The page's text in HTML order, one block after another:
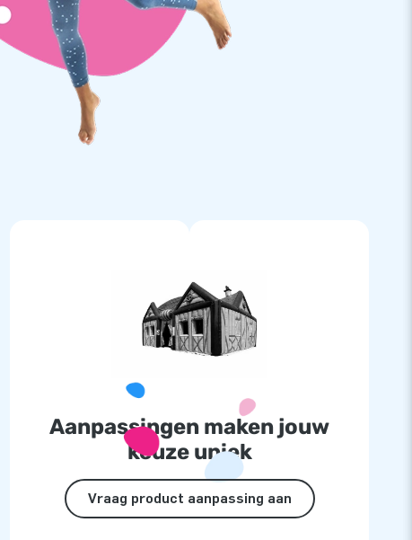
Aanpassingen maken jouw
keuze uniek
Vraag product aanpassing aan